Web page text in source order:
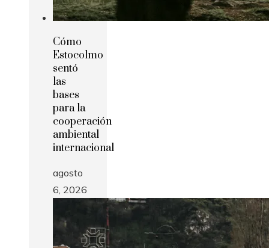
Cómo
Estocolmo
sentó
las
bases
para la
cooperación
ambiental
internacional
agosto
6, 2026